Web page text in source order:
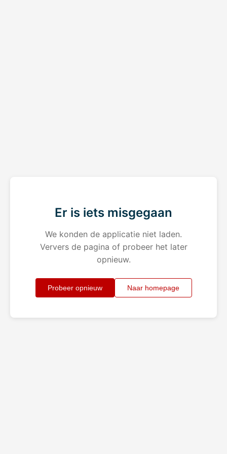
Er is iets misgegaan
We konden de applicatie niet laden.
Ververs de pagina of probeer het later
opnieuw.
Probeer opnieuw Naar homepage